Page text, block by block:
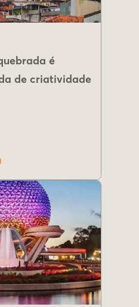
é
de criatividade